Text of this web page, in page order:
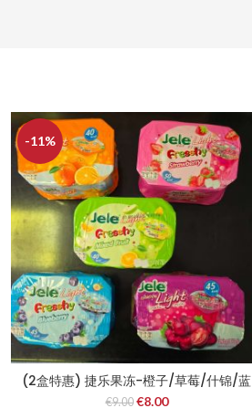
-11%
(2盒特惠) 捷乐果冻-橙子/草莓/什锦/蓝
莓/葡萄
€9.00 €8.00